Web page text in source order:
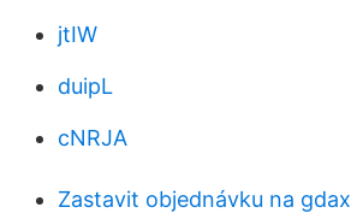
jtIW
duipL
cNRJA
Zastavit objednávku na gdax